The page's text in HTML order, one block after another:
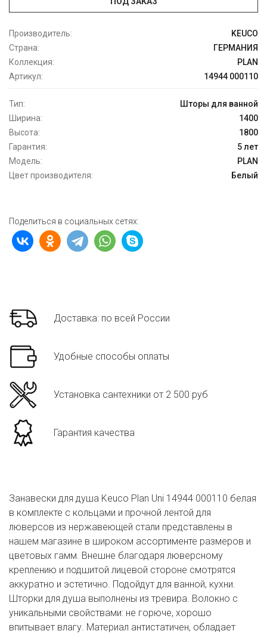
Производитель:
KEUCO
Страна:
ГЕРМАНИЯ
Коллекция:
PLAN
Артикул:
14944 000110
Тип:
Шторы для ванной
Ширина:
1400
Высота:
1800
Гарантия:
5 лет
Модель:
PLAN
Цвет производителя:
Белый
Поделиться в социальных сетях:
Доставка: по всей России
Удобные способы оплаты
Установка сантехники от 2 500 руб
Гарантия качества
Занавески для душа Keuco Plan Uni 14944 000110 белая
в комплекте с кольцами и прочной лентой для
люверсов из нержавеющей стали представлены в
нашем магазине в широком ассортименте размеров и
цветовых гамм. Внешне благодаря люверсному
креплению и подшитой лицевой стороне смотрятся
аккуратно и эстетично. Подойдут для ванной, кухни.
Шторки для душа выполнены из тревира. Волокно с
уникальными свойствами: не горюче, хорошо
впитывает влагу. Материал антистатичен, обладает